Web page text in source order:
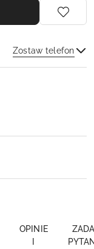
Zostaw telefon
OPINIE